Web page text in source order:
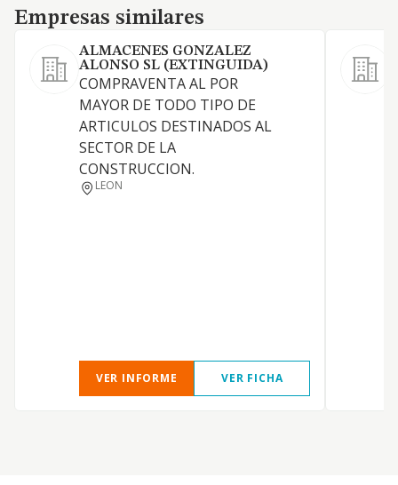
Empresas similares
Empresas similares
ALMACENES GONZALEZ
ALONSO SL (EXTINGUIDA)
COMPRAVENTA AL POR
MAYOR DE TODO TIPO DE
ARTICULOS DESTINADOS AL
SECTOR DE LA
CONSTRUCCION.
LEON
VER INFORME VER FICHA